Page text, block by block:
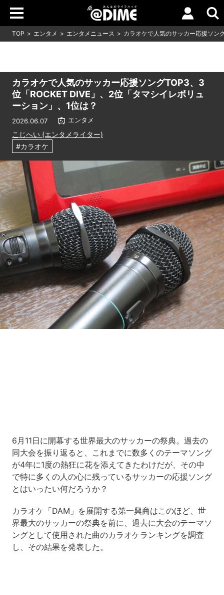
TOP エンタメ エンタメニュース カラオケで人気のサッカー応援ソン
カラオケで人気のサッカー応援ソングTOP3、3
位「ROCKET DIVE」、2位「タマシイレボリュ
ーション」、1位は？
2026.06.07 エンタメ
こじへい (エンタメライター)
#カラオケ
6月11日に開幕する世界最大のサッカーの祭典。過去の
同大会を振り返ると、これまでに数多くのテーマソング
が4年に1度の熱狂に花を添えてきたわけだが、その中
で特に多くの人の心に残っているサッカーの応援ソング
とはいったい何だろうか？
カラオケ「DAM」を展開する第一興商はこのほど、世
界最大のサッカーの祭典を前に、過去に大会のテーマソ
ングとして使用された曲のカラオケランキングを調査
し、その結果を発表した。